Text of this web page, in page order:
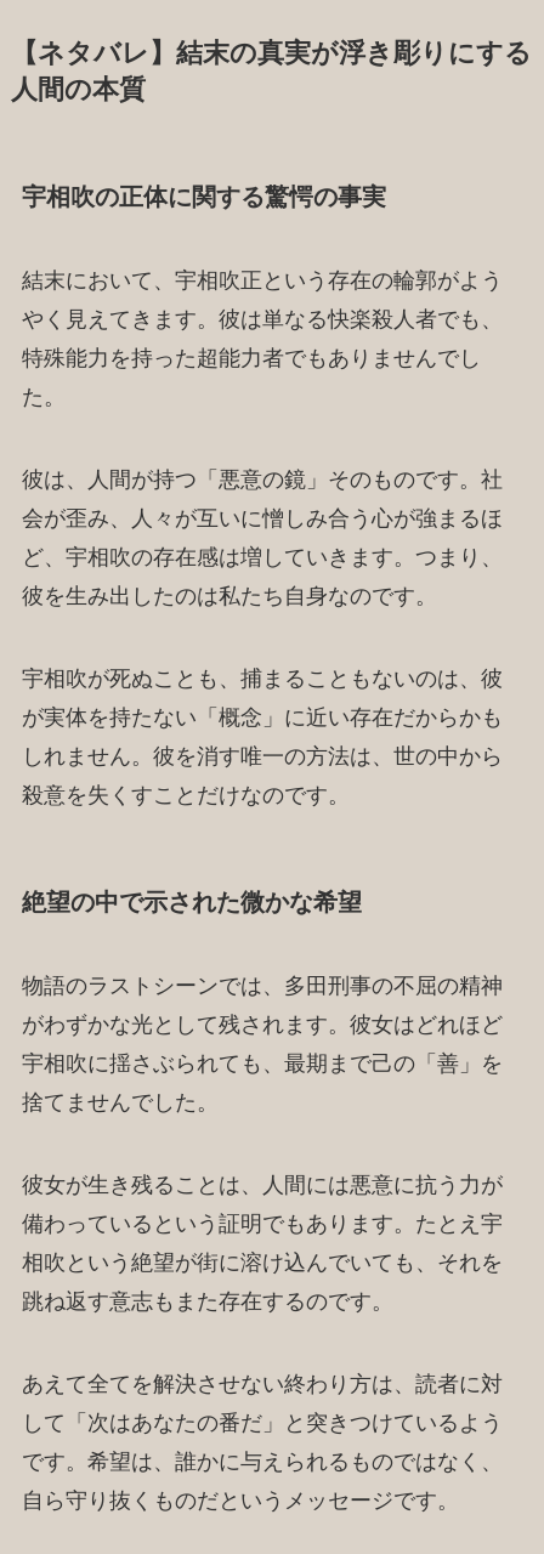
【ネタバレ】結末の真実が浮き彫りにする
人間の本質
宇相吹の正体に関する驚愕の事実
結末において、宇相吹正という存在の輪郭がよう
やく見えてきます。彼は単なる快楽殺人者でも、
特殊能力を持った超能力者でもありませんでし
た。
彼は、人間が持つ「悪意の鏡」そのものです。社
会が歪み、人々が互いに憎しみ合う心が強まるほ
ど、宇相吹の存在感は増していきます。つまり、
彼を生み出したのは私たち自身なのです。
宇相吹が死ぬことも、捕まることもないのは、彼
が実体を持たない「概念」に近い存在だからかも
しれません。彼を消す唯一の方法は、世の中から
殺意を失くすことだけなのです。
絶望の中で示された微かな希望
物語のラストシーンでは、多田刑事の不屈の精神
がわずかな光として残されます。彼女はどれほど
宇相吹に揺さぶられても、最期まで己の「善」を
捨てませんでした。
彼女が生き残ることは、人間には悪意に抗う力が
備わっているという証明でもあります。たとえ宇
相吹という絶望が街に溶け込んでいても、それを
跳ね返す意志もまた存在するのです。
あえて全てを解決させない終わり方は、読者に対
して「次はあなたの番だ」と突きつけているよう
です。希望は、誰かに与えられるものではなく、
自ら守り抜くものだというメッセージです。